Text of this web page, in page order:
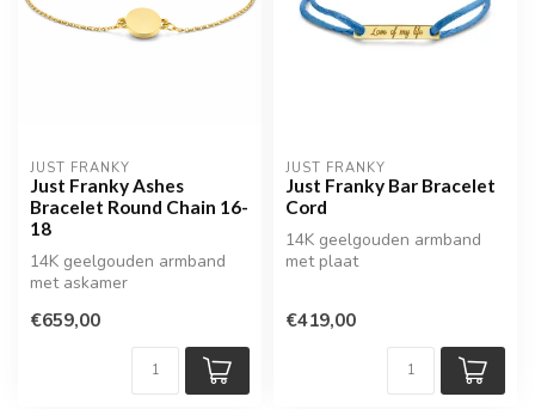
JUST FRANKY
Just Franky Ashes
Bracelet Round Chain 16-
18
14K geelgouden armband
met askamer
€659,00
JUST FRANKY
Just Franky Bar Bracelet
Cord
14K geelgouden armband
met plaat
€419,00